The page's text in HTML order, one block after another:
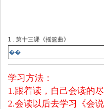
1 . 第十三课《摇篮曲》
��
学习方法：
1.跟着读，自己会读的
2.会读以后去学习《会